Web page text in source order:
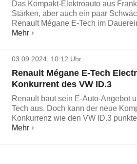
Das Kompakt-Elektroauto aus
Stärken, aber auch ein paar
Renault Mégane E-Tech im
Mehr
03.09.2024, 10:12 Uhr
Renault Mégane E-Tech
Konkurrent des VW ID.3
Renault baut sein E-Auto-Angebot
Tech aus. Doch kann der neue
Konkurrenz wie den VW ID.3
Mehr